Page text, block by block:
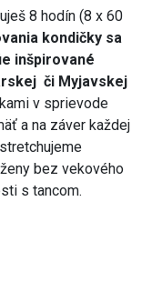
8 hodín (8 x 60
kondičky sa
inšpirované
či Myjavskej
v sprievode
a na záver každej
bez vekového
s tancom.